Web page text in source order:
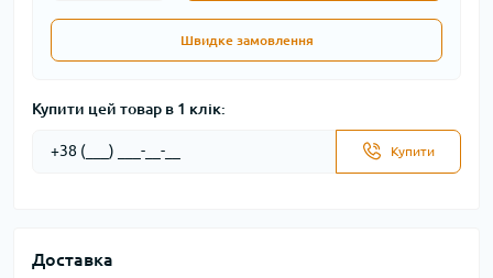
Швидке замовлення
Купити цей товар в 1 клік:
Купити
Доставка